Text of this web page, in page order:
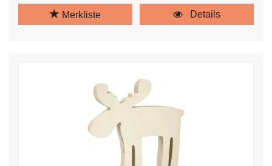
Merkliste Details